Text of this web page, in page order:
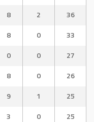
8 2
36
8 0
33
0 0
27
8 0
26
9 1
25
3 0
25